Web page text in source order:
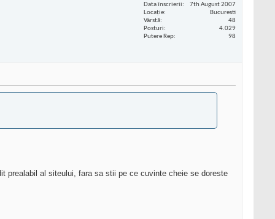
Data înscrierii
7th August 2007
Locaţie
Bucuresti
Vârstă
48
Posturi
4.029
Putere Rep
98
prealabil al siteului, fara sa stii pe ce cuvinte cheie se doreste